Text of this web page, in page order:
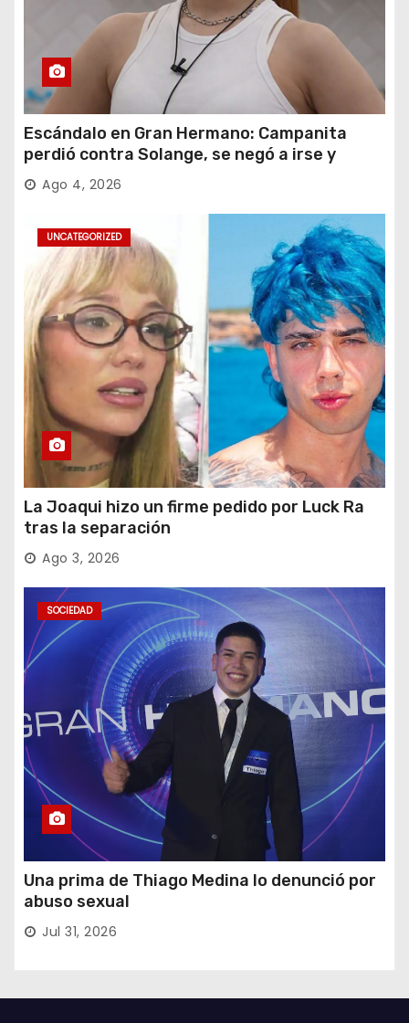
Escándalo en Gran Hermano: Campanita
perdió contra Solange, se negó a irse y
desafió al Big
Ago 4, 2026
UNCATEGORIZED
La Joaqui hizo un firme pedido por Luck Ra
tras la separación
Ago 3, 2026
SOCIEDAD
Una prima de Thiago Medina lo denunció por
abuso sexual
Jul 31, 2026